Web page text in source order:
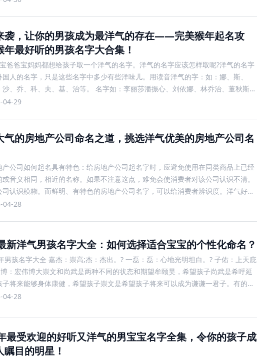
袭，让你的男孩成为最洋气的存在——完美猴年起名攻
年最好听的男孩名字大合集！
爸爸宝妈妈都想给孩子取一个洋气的名字。洋气的名字应该怎样取呢?洋气的名字
国人的名字，只是这些名字中多少有些洋味儿。用读音洋气的字：如：娜、斯、
沙、乔、科、夫、基、治等。 名字如：李丽莎潘振心、刘依娜、林乔治、董秋斯、
喜欢朴素的名字还是洋气的名字，这要五行缺金适
04-29
气的房地产公司命名之道，挑选洋气优美的房地产公司名
产公司如何起名具有特色：给房地产公司起名字时，应避免使用在同类商品上已经
音义相同，相近的名称。如果不注意这点，难免会使消费者对该公司认识不清。
司认识模糊。而鲜明、有特色的房地产公司名字，可以给消费者辨识度。洋气好听
名字【创顺祥房产有限公司】起名点评：名字创顺祥法人
04-28
新洋气男孩名字大全：如何选择适合宝宝的个性化命名？
男孩名字大全 嘉杰：崇高;杰：杰出。? 一磊：磊：心地光明坦白。? 子佑：上天庇
：宏伟博大崇文和尚武是两种不同的状态和期望牟颐昊，希望孩子尚武是希呼延
子将来能够身体康健，希望孩子崇文是希望孩子将来可以成为谦谦一君子。有的父
意，把对孩子文武双全的期望全部凝
04-28
最受欢迎的好听又洋气的男宝宝名字全集，令你的孩子成
瞩目的明星！